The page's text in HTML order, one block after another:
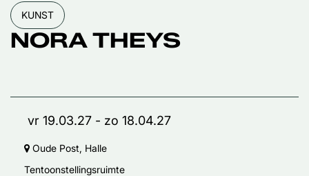
KUNST
NORA THEYS
vr 19.03.27 - zo 18.04.27
Oude Post, Halle
Tentoonstellingsruimte